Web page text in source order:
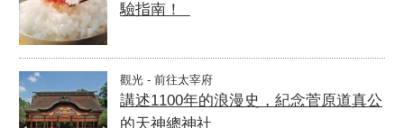
驗指南！
觀光 - 前往太宰府
講述1100年的浪漫史，紀念菅原道真公
的天神總神社